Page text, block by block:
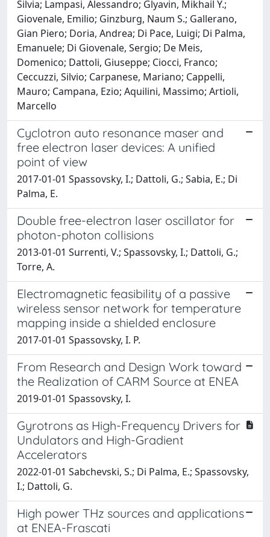
Silvia; Lampasi, Alessandro; Glyavin, Mikhail Y.;
Giovenale, Emilio; Ginzburg, Naum S.; Gallerano,
Gian Piero; Doria, Andrea; Di Pace, Luigi; Di Palma,
Emanuele; Di Giovenale, Sergio; De Meis,
Domenico; Dattoli, Giuseppe; Ciocci, Franco;
Ceccuzzi, Silvio; Carpanese, Mariano; Cappelli,
Mauro; Campana, Ezio; Aquilini, Massimo; Artioli,
Marcello
Cyclotron auto resonance maser and
free electron laser devices: A unified
point of view
2017-01-01 Spassovsky, I.; Dattoli, G.; Sabia, E.; Di
Palma, E.
Double free-electron laser oscillator for
photon-photon collisions
2013-01-01 Surrenti, V.; Spassovsky, I.; Dattoli, G.;
Torre, A.
Electromagnetic feasibility of a passive
wireless sensor network for temperature
mapping inside a shielded enclosure
2017-01-01 Spassovsky, I. P.
From Research and Design Work toward
the Realization of CARM Source at ENEA
2019-01-01 Spassovsky, I.
Gyrotrons as High-Frequency Drivers for
Undulators and High-Gradient
Accelerators
2022-01-01 Sabchevski, S.; Di Palma, E.; Spassovsky,
I.; Dattoli, G.
High power THz sources and applications
at ENEA-Frascati